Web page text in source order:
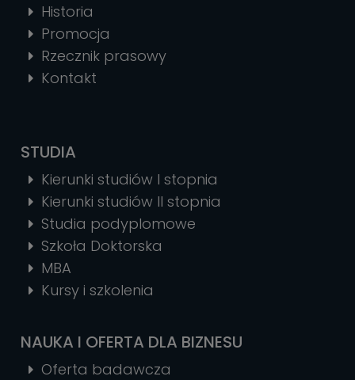
Historia
Promocja
Rzecznik prasowy
Kontakt
STUDIA
Kierunki studiów I stopnia
Kierunki studiów II stopnia
Studia podyplomowe
Szkoła Doktorska
MBA
Kursy i szkolenia
NAUKA I OFERTA DLA BIZNESU
Oferta badawcza